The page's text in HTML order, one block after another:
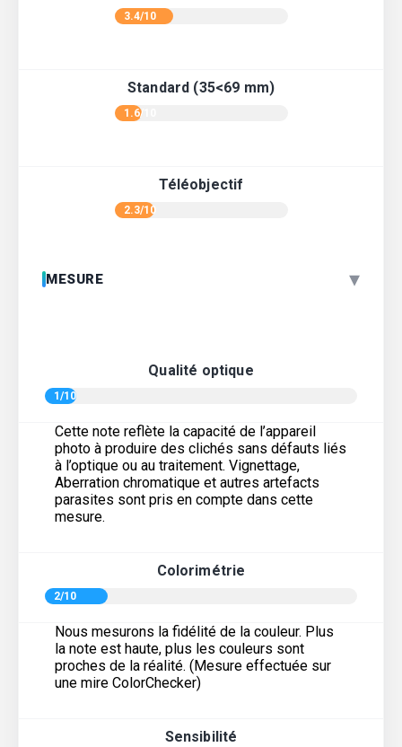
3.4/10
Standard (35<69 mm)
1.6/10
Téléobjectif
2.3/10
MESURE ▾
Qualité optique
1/10
Cette note reflète la capacité de l’appareil
photo à produire des clichés sans défauts liés
à l’optique ou au traitement. Vignettage,
Aberration chromatique et autres artefacts
parasites sont pris en compte dans cette
mesure.
Colorimétrie
2/10
Nous mesurons la fidélité de la couleur. Plus
la note est haute, plus les couleurs sont
proches de la réalité. (Mesure effectuée sur
une mire ColorChecker)
Sensibilité